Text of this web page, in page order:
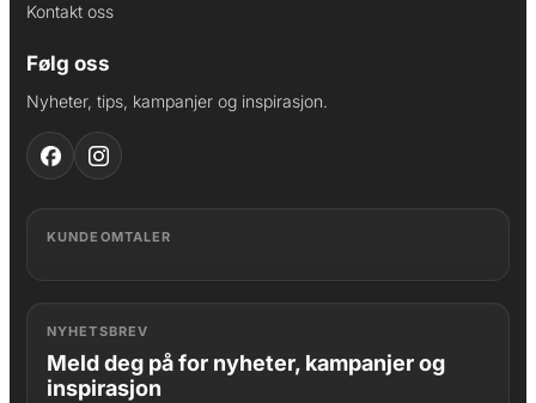
Kontakt oss
Følg oss
Nyheter, tips, kampanjer og inspirasjon.
KUNDEOMTALER
NYHETSBREV
Meld deg på for nyheter, kampanjer og
inspirasjon